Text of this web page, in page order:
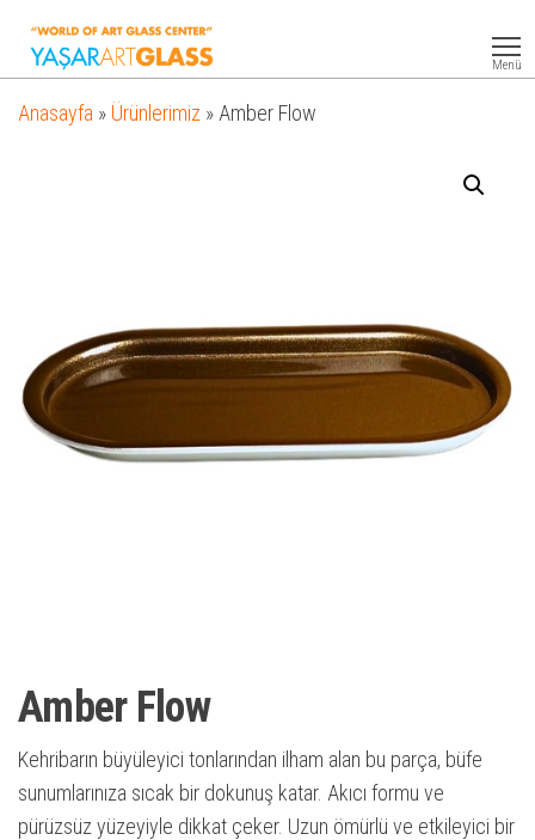
Glass
Menü
Anasayfa » Ürünlerimiz » Amber Flow
Amber Flow
Kehribarın büyüleyici tonlarından ilham alan bu parça, büfe
sunumlarınıza sıcak bir dokunuş katar. Akıcı formu ve
pürüzsüz yüzeyiyle dikkat çeker. Uzun ömürlü ve etkileyici bir